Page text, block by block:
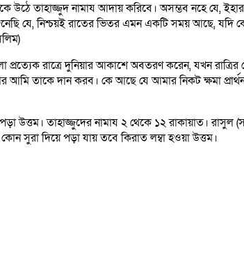
তাহাজ্জুদ নামায আদায় করিবে। অসম্ভব নহে যে, ইহার
যে, নিশ্চয়ই রাতের ভিতর এমন একটি সময় আছে,
প্রত্যেক রাত্রে দুনিয়ার আকাশে অবতরণ করেন, যখন
আমি তাকে দান করব। কে আছে যে আমার নিকট ক্ষমা
পড়া উত্তম।তাহাজ্জুদের নামায ২ থেকে ১২ রাকায়াত। রাসুল
সুরা দিয়ে পড়া যায় তবে কিরাত লম্বা হওয়া উত্তম।